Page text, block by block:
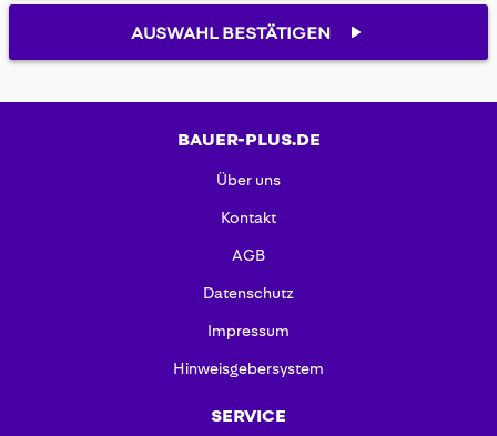
AUSWAHL BESTÄTIGEN
BAUER-PLUS.DE
Über uns
Kontakt
AGB
Datenschutz
Impressum
Hinweisgebersystem
SERVICE